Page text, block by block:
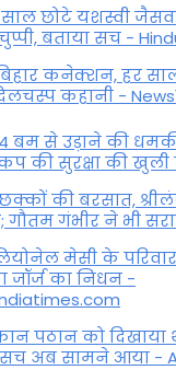
छोटे यशस्वी
बताया सच -
कनेक्शन, हर
कहानी -
से उड़ाने की
कप की सुरक्षा की
की बरसात,
गौतम गंभीर ने भी
मेसी के
जॉर्ज का निधन -
पठान को दिखाया
अब सामने आया -